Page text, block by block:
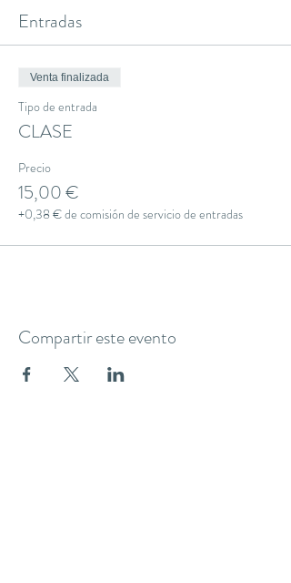
Entradas
Venta finalizada
Tipo de entrada
CLASE
Precio
15,00 €
+0,38 € de comisión de servicio de entradas
Compartir este evento